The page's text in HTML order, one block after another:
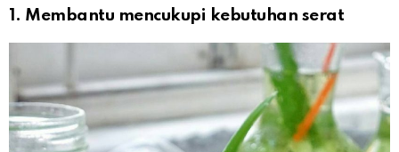
1. Membantu mencukupi kebutuhan serat